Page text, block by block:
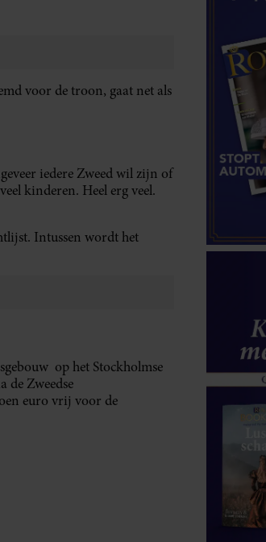
voor de troon, gaat net als
iedere Zweed wil zijn of
kinderen. Heel erg veel.
Intussen wordt het
op het Stockholmse
de Zweedse
euro vrij voor de